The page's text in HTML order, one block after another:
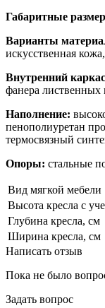
Габаритные
Варианты
искусственная
Внутренний
фанера лиственных
Наполнение:
пенополиуретан
термосвязный
Опоры: стальные
Вид мягкой мебели
Высота кресла с
Глубина кресла, см
Ширина кресла, см
Написать отзыв
Пока не было
Задать вопрос